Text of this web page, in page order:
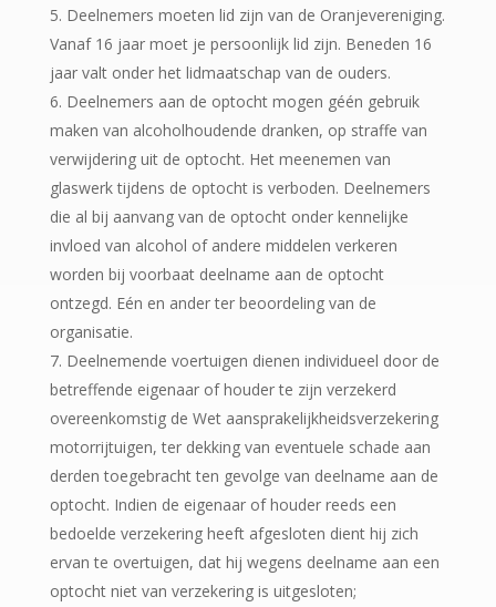
Deelnemers moeten lid zijn van de Oranjevereniging.
Vanaf 16 jaar moet je persoonlijk lid zijn. Beneden 16
jaar valt onder het lidmaatschap van de ouders.
Deelnemers aan de optocht mogen géén gebruik
maken van alcoholhoudende dranken, op straffe van
verwijdering uit de optocht. Het meenemen van
glaswerk tijdens de optocht is verboden. Deelnemers
die al bij aanvang van de optocht onder kennelijke
invloed van alcohol of andere middelen verkeren
worden bij voorbaat deelname aan de optocht
ontzegd. Eén en ander ter beoordeling van de
organisatie.
Deelnemende voertuigen dienen individueel door de
betreffende eigenaar of houder te zijn verzekerd
overeenkomstig de Wet aansprakelijkheidsverzekering
motorrijtuigen, ter dekking van eventuele schade aan
derden toegebracht ten gevolge van deelname aan de
optocht. Indien de eigenaar of houder reeds een
bedoelde verzekering heeft afgesloten dient hij zich
ervan te overtuigen, dat hij wegens deelname aan een
optocht niet van verzekering is uitgesloten;